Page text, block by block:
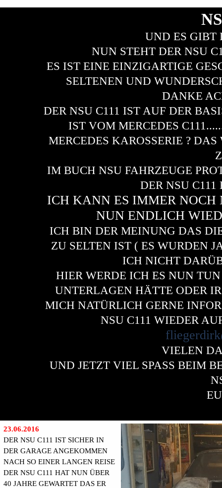
UND ES GIBT
NUN STEHT DER NSU
ES IST EINE EINZIGARTIGE
SELTENEN UND
DANKE
DER NSU C111 IST AUF DER
IST VOM MERCEDES
MERCEDES KAROSSERIE ?
IM BUCH NSU FAHRZEUGE
DER NSU C111
ICH KANN ES IMMER NOCH
NUN ENDLICH
ICH BIN DER MEINUNG DAS
ZU SELTEN IST ( ES WURDEN
ICH NICHT
HIER WERDE ICH ES NUN
UNTERLAGEN HÄTTE ODER
MICH NATÜRLICH GERNE
NSU C111 WIEDER
VIELEN
UND JETZT VIEL SPASS BEIM
23.06.2016
DER NSU C111 IST SICHER IN
DER GARAGE ANGEKOMMEN
NACH SO EINER LANGEN REISE
DER NSU C111 HAT NUN ÜBER
40 JAHRE GEWARTET DAS ER